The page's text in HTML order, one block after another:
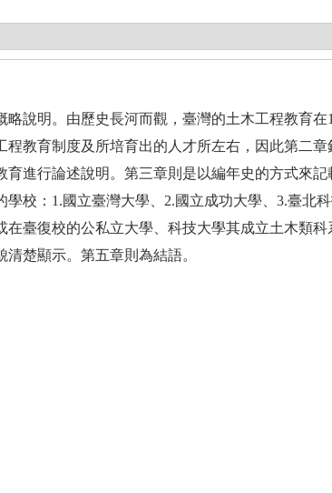
說明。由歷史長河而觀，臺灣的土木工程教育在
教育制度及所培育出的人才所左右，因此第二章
進行論述說明。第三章則是以編年史的方式來記
校：1.國立臺灣大學、2.國立成功大學、3.臺北
臺復校的公私立大學、科技大學其成立土木類科
楚顯示。第五章則為結語。